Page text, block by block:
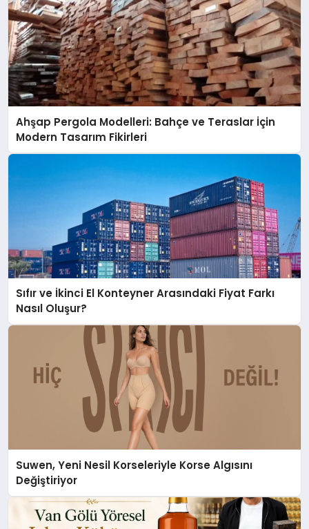
Ahşap Pergola Modelleri: Bahçe ve Teraslar İçin
Modern Tasarım Fikirleri
Sıfır ve İkinci El Konteyner Arasındaki Fiyat Farkı
Nasıl Oluşur?
Suwen, Yeni Nesil Korseleriyle Korse Algısını
Değiştiriyor